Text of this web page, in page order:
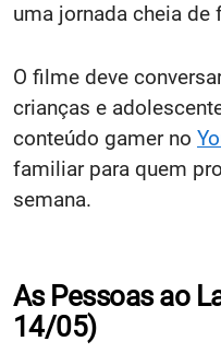
uma jornada cheia de
O filme deve
crianças e
conteúdo gamer no
familiar para quem
semana.
As Pessoas ao
14/05)